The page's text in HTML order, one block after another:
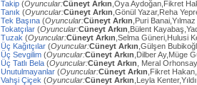
Takip (Oyuncular:Cüneyt Arkın ,Oya Aydoğan,Fikret
Tanık (Oyuncular:Cüneyt Arkın ,Gönül Yazar,Reha
Tek Başına (Oyuncular:Cüneyt Arkın ,Puri
Tokatçılar (Oyuncular:Cüneyt Arkın ,Bülent
Tuzak (Oyuncular:Cüneyt Arkın ,Selma Güneri,Hulusi
Üç Kağıtçılar (Oyuncular:Cüneyt Arkın ,Gülşen
Üç Sevgilim (Oyuncular:Cüneyt Arkın ,Dilber Ay,Müge
Üç Tatlı Bela (Oyuncular:Cüneyt Arkın , Meral
Unutulmayanlar (Oyuncular:Cüneyt Arkın ,Fikret
Vahşi Çiçek (Oyuncular:Cüneyt Arkın ,Leyla